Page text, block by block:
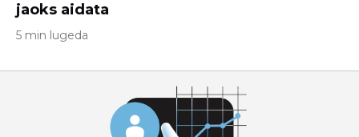
jaoks aidata
5 min lugeda